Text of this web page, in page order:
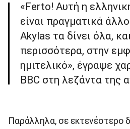
«Ferto! Αυτή η
είναι πραγματικά
Akylas τα δίνει όλα,
περισσότερα, στην
ημιτελικό», έγραψε
BBC στη λεζάντα της
Παράλληλα, σε εκτενέστερο